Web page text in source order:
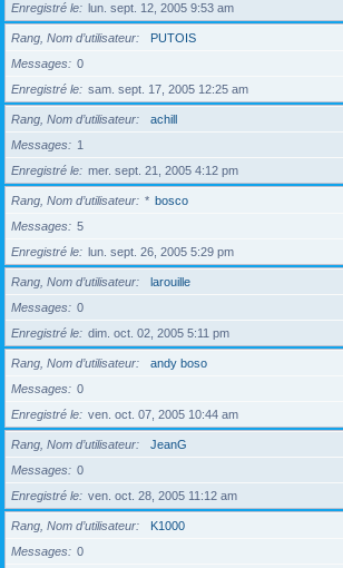
Enregistré le
lun. sept. 12, 2005 9:53 am
Rang, Nom d’utilisateur
PUTOIS
Messages
0
Enregistré le
sam. sept. 17, 2005 12:25 am
Rang, Nom d’utilisateur
achill
Messages
1
Enregistré le
mer. sept. 21, 2005 4:12 pm
Rang, Nom d’utilisateur * bosco
Messages
5
Enregistré le
lun. sept. 26, 2005 5:29 pm
Rang, Nom d’utilisateur
larouille
Messages
0
Enregistré le
dim. oct. 02, 2005 5:11 pm
Rang, Nom d’utilisateur
andy boso
Messages
0
Enregistré le
ven. oct. 07, 2005 10:44 am
Rang, Nom d’utilisateur
JeanG
Messages
0
Enregistré le
ven. oct. 28, 2005 11:12 am
Rang, Nom d’utilisateur
K1000
Messages
0